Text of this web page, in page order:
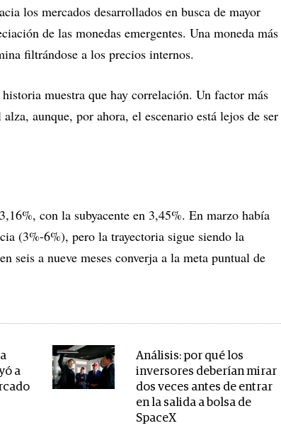
los mercados desarrollados en busca de mayor
de las monedas emergentes. Una moneda más
filtrándose a los precios internos.
muestra que hay correlación. Un factor más
aunque, por ahora, el escenario está lejos de ser
con la subyacente en 3,45%. En marzo había
(3%-6%), pero la trayectoria sigue siendo la
seis a nueve meses converja a la meta puntual de
a
Análisis: por qué los
inversores deberían mirar
dos veces antes de entrar
en la salida a bolsa de
SpaceX